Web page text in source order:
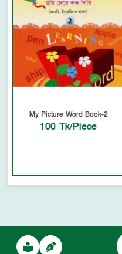
My Picture Word Book-2
100 Tk/Piece
Powered by autofyBit,